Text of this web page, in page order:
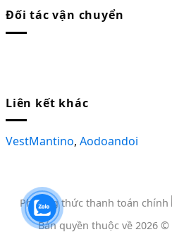
Đối tác vận chuyển
Liên kết khác
VestMantino, Aodoandoi
Phương thức thanh toán chính
Bản quyền thuộc về 2026 ©